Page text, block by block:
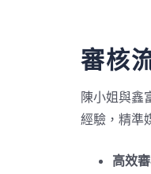
審核
陳小姐與鑫
經驗，精準
高效審